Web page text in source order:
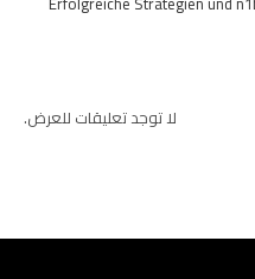
لا توجد تعليقات للعرض.